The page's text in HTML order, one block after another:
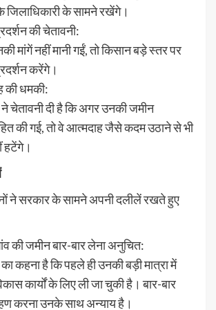
जिलाधिकारी के सामने रखेंगे।
की चेतावनी:
मांगें नहीं मानी गईं, तो किसान बड़े स्तर पर
करेंगे।
की धमकी:
ने चेतावनी दी है कि अगर उनकी जमीन
की गई, तो वे आत्मदाह जैसे कदम उठाने से भी
हटेंगे।
ने सरकार के सामने अपनी दलीलें रखते हुए
की जमीन बार-बार लेना अनुचित:
कहना है कि पहले ही उनकी बड़ी मात्रा में
कार्यों के लिए ली जा चुकी है। बार-बार
करना उनके साथ अन्याय है।